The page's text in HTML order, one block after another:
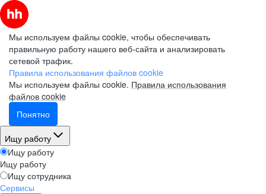
Мы используем файлы cookie, чтобы обеспечивать
правильную работу нашего веб-сайта и анализировать
сетевой трафик.
Правила использования файлов cookie
Мы используем файлы cookie. Правила использования
файлов cookie
Понятно
Ищу работу
Ищу работу
Ищу работу
Ищу сотрудника
Сервисы